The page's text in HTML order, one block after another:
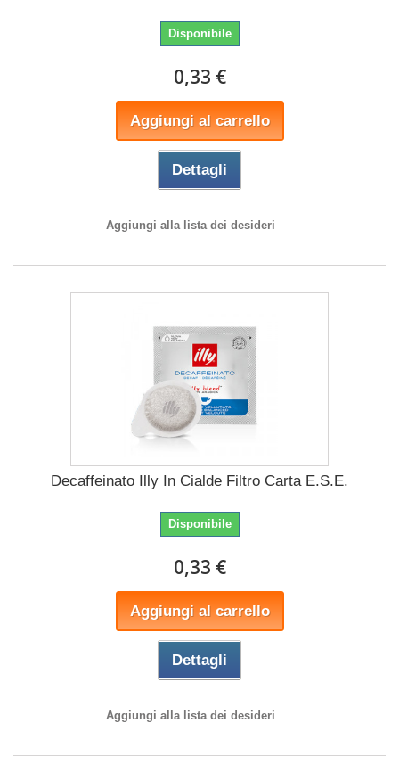
Disponibile
0,33 €
Aggiungi al carrello
Dettagli
Aggiungi alla lista dei desideri
Decaffeinato Illy In Cialde Filtro Carta E.S.E.
Disponibile
0,33 €
Aggiungi al carrello
Dettagli
Aggiungi alla lista dei desideri